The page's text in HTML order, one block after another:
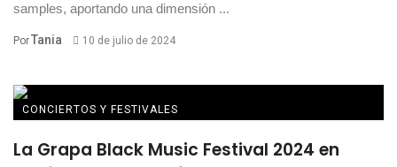
samples, aportando una dimensión ...
PorTania 10 de julio de 2024
CONCIERTOS Y FESTIVALES
La Grapa Black Music Festival 2024 en